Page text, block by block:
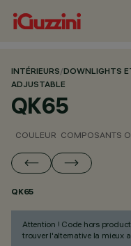
INTÉRIEURS/DOWNLIGHTS
ADJUSTABLE
QK65
COULEUR COMPOSANTS
QK65
Attention ! Code hors
trouver l'alternative la mieux